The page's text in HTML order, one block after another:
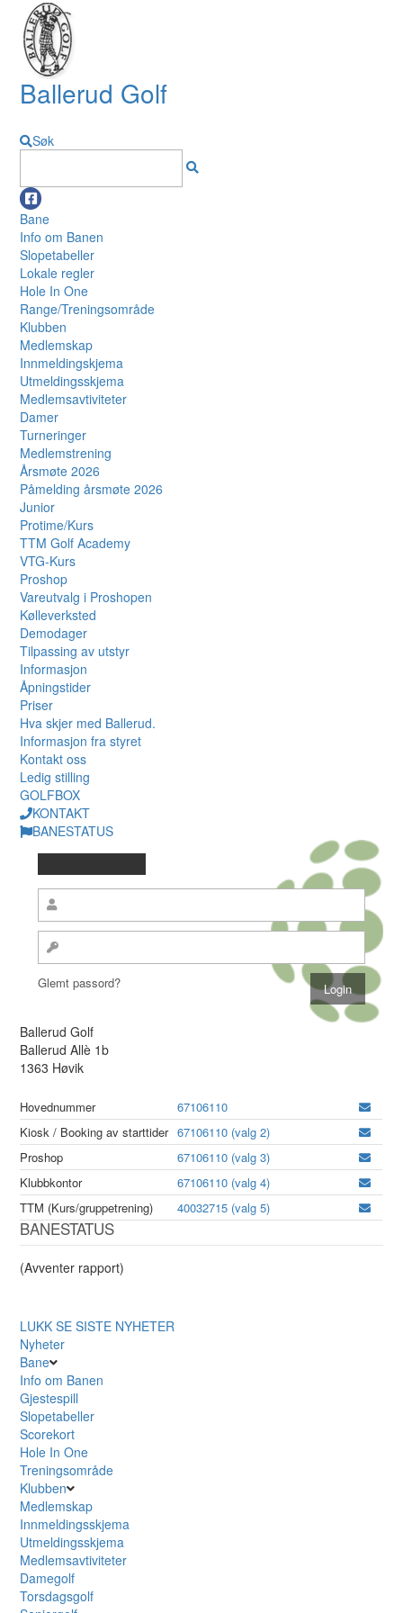
Ballerud Golf
Søk
Bane
Info om Banen
Slopetabeller
Lokale regler
Hole In One
Range/Treningsområde
Klubben
Medlemskap
Innmeldingskjema
Utmeldingsskjema
Medlemsavtiviteter
Damer
Turneringer
Medlemstrening
Årsmøte 2026
Påmelding årsmøte 2026
Junior
Protime/Kurs
TTM Golf Academy
VTG-Kurs
Proshop
Vareutvalg i Proshopen
Kølleverksted
Demodager
Tilpassing av utstyr
Informasjon
Åpningstider
Priser
Hva skjer med Ballerud.
Informasjon fra styret
Kontakt oss
Ledig stilling
GOLFBOX
KONTAKT
BANESTATUS
Glemt passord?
Ballerud Golf
Ballerud Allè 1b
1363 Høvik
Hovednummer
67106110
Kiosk / Booking av starttider 67106110 (valg 2)
Proshop
67106110 (valg 3)
Klubbkontor
67106110 (valg 4)
TTM (Kurs/gruppetrening)
40032715 (valg 5)
BANESTATUS
(Avventer rapport)
LUKK SE SISTE NYHETER
Nyheter
Bane
Info om Banen
Gjestespill
Slopetabeller
Scorekort
Hole In One
Treningsområde
Klubben
Medlemskap
Innmeldingsskjema
Utmeldingsskjema
Medlemsavtiviteter
Damegolf
Torsdagsgolf